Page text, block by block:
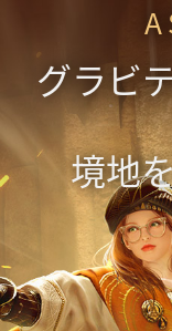
グラビ
境地